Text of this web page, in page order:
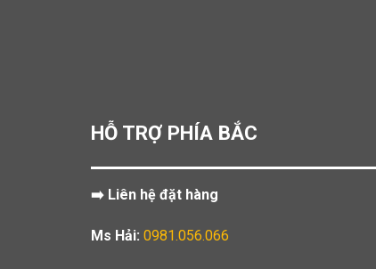
HỖ TRỢ PHÍA BẮC
➡️ Liên hệ đặt hàng
Ms Hải: 0981.056.066